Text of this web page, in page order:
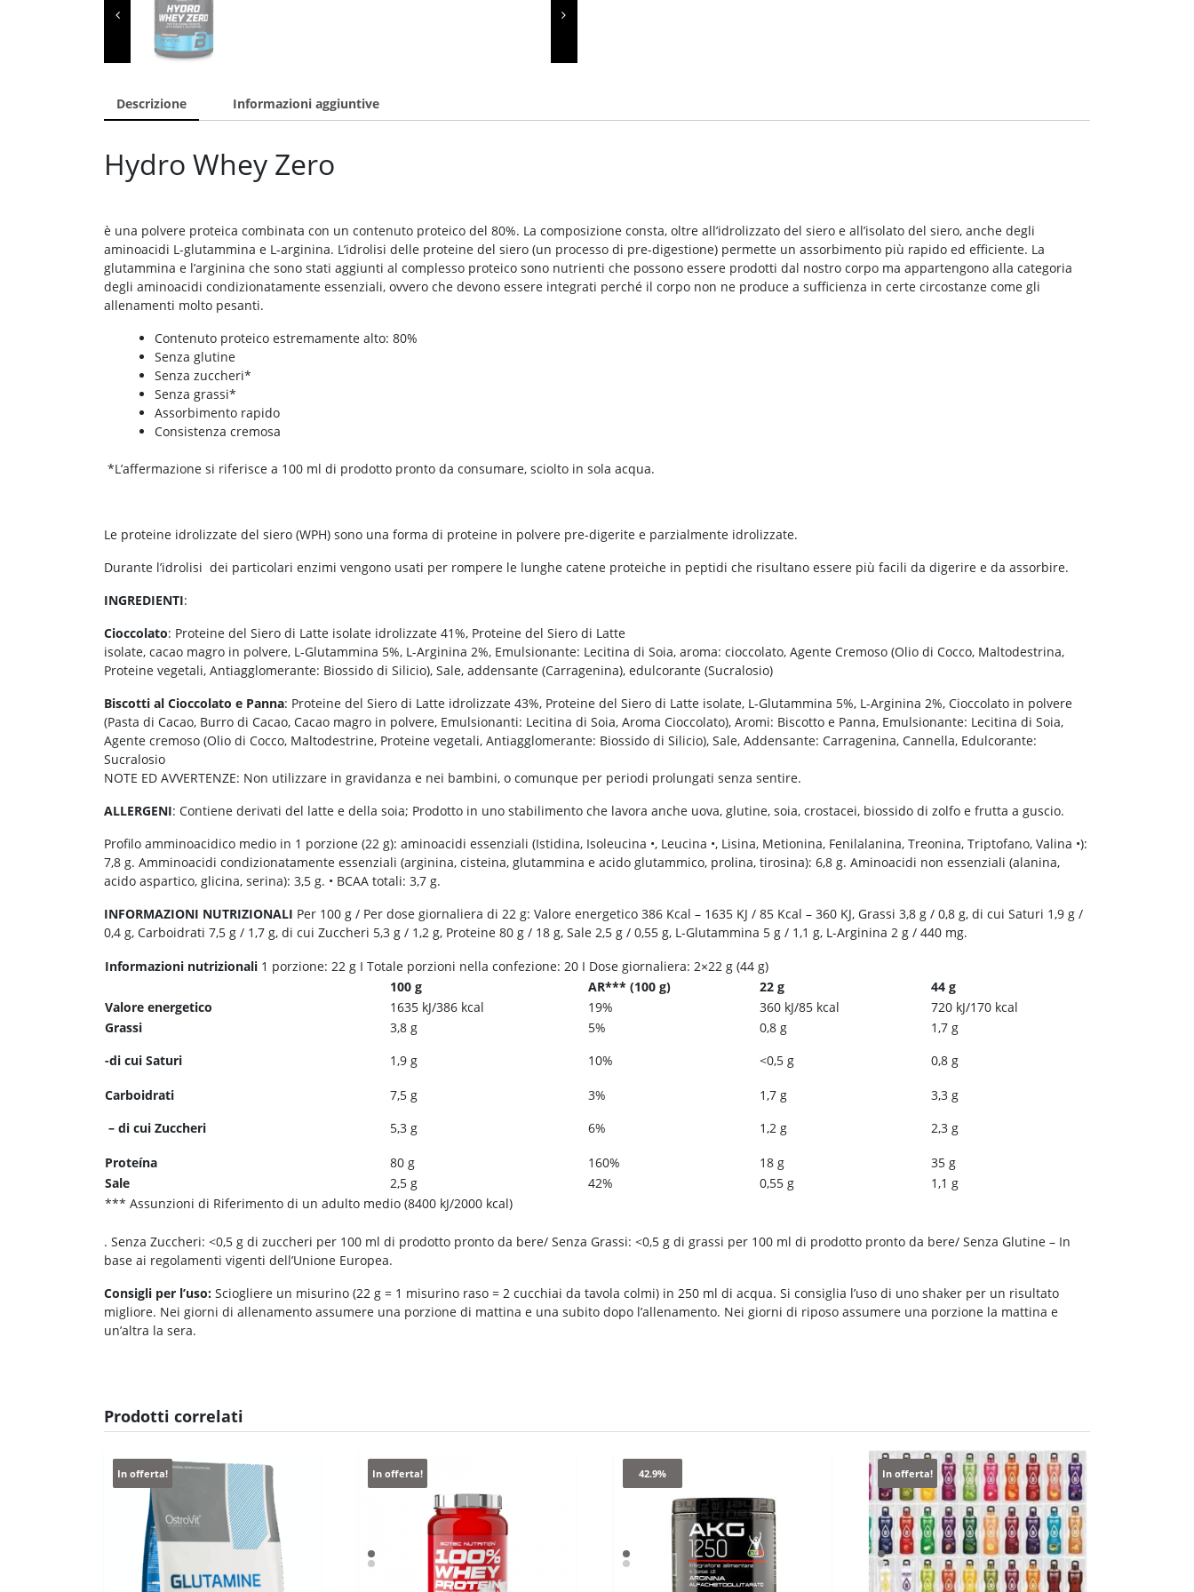
Descrizione Informazioni aggiuntive
Hydro Whey Zero
è una polvere proteica combinata con un contenuto proteico del 80%. La composizione consta, oltre all’idrolizzato del siero e all’isolato del siero, anche degli
aminoacidi L-glutammina e L-arginina. L’idrolisi delle proteine del siero (un processo di pre-digestione) permette un assorbimento più rapido ed efficiente. La
glutammina e l’arginina che sono stati aggiunti al complesso proteico sono nutrienti che possono essere prodotti dal nostro corpo ma appartengono alla categoria
degli aminoacidi condizionatamente essenziali, ovvero che devono essere integrati perché il corpo non ne produce a sufficienza in certe circostanze come gli
allenamenti molto pesanti.
Contenuto proteico estremamente alto: 80%
Senza glutine
Senza zuccheri*
Senza grassi*
Assorbimento rapido
Consistenza cremosa
*L’affermazione si riferisce a 100 ml di prodotto pronto da consumare, sciolto in sola acqua.
Le proteine idrolizzate del siero (WPH) sono una forma di proteine in polvere pre-digerite e parzialmente idrolizzate.
Durante l’idrolisi dei particolari enzimi vengono usati per rompere le lunghe catene proteiche in peptidi che risultano essere più facili da digerire e da assorbire.
INGREDIENTI:
Cioccolato: Proteine del Siero di Latte isolate idrolizzate 41%, Proteine del Siero di Latte
isolate, cacao magro in polvere, L-Glutammina 5%, L-Arginina 2%, Emulsionante: Lecitina di Soia, aroma: cioccolato, Agente Cremoso (Olio di Cocco, Maltodestrina,
Proteine vegetali, Antiagglomerante: Biossido di Silicio), Sale, addensante (Carragenina), edulcorante (Sucralosio)
Biscotti al Cioccolato e Panna: Proteine del Siero di Latte idrolizzate 43%, Proteine del Siero di Latte isolate, L-Glutammina 5%, L-Arginina 2%, Cioccolato in polvere
(Pasta di Cacao, Burro di Cacao, Cacao magro in polvere, Emulsionanti: Lecitina di Soia, Aroma Cioccolato), Aromi: Biscotto e Panna, Emulsionante: Lecitina di Soia,
Agente cremoso (Olio di Cocco, Maltodestrine, Proteine vegetali, Antiagglomerante: Biossido di Silicio), Sale, Addensante: Carragenina, Cannella, Edulcorante:
Sucralosio
NOTE ED AVVERTENZE: Non utilizzare in gravidanza e nei bambini, o comunque per periodi prolungati senza sentire.
ALLERGENI: Contiene derivati del latte e della soia; Prodotto in uno stabilimento che lavora anche uova, glutine, soia, crostacei, biossido di zolfo e frutta a guscio.
Profilo amminoacidico medio in 1 porzione (22 g): aminoacidi essenziali (Istidina, Isoleucina •, Leucina •, Lisina, Metionina, Fenilalanina, Treonina, Triptofano, Valina •):
7,8 g. Amminoacidi condizionatamente essenziali (arginina, cisteina, glutammina e acido glutammico, prolina, tirosina): 6,8 g. Aminoacidi non essenziali (alanina,
acido aspartico, glicina, serina): 3,5 g. • BCAA totali: 3,7 g.
INFORMAZIONI NUTRIZIONALI Per 100 g / Per dose giornaliera di 22 g: Valore energetico 386 Kcal – 1635 KJ / 85 Kcal – 360 KJ, Grassi 3,8 g / 0,8 g, di cui Saturi 1,9 g /
0,4 g, Carboidrati 7,5 g / 1,7 g, di cui Zuccheri 5,3 g / 1,2 g, Proteine 80 g / 18 g, Sale 2,5 g / 0,55 g, L-Glutammina 5 g / 1,1 g, L-Arginina 2 g / 440 mg.
Informazioni nutrizionali 1 porzione: 22 g I Totale porzioni nella confezione: 20 I Dose giornaliera: 2×22 g (44 g)
100 g
AR*** (100 g) 22 g
44 g
Valore energetico
1635 kJ/386 kcal 19% 360 kJ/85 kcal
720 kJ/170 kcal
Grassi
-di cui Saturi
3,8 g
1,9 g
5%
10%
0,8 g
<0,5 g
1,7 g
0,8 g
Carboidrati
– di cui Zuccheri
7,5 g
5,3 g
3%
6%
1,7 g
1,2 g
3,3 g
2,3 g
Proteína 80 g 160% 18 g
35 g
Sale
2,5 g 42% 0,55 g
1,1 g
*** Assunzioni di Riferimento di un adulto medio (8400 kJ/2000 kcal)
. Senza Zuccheri: <0,5 g di zuccheri per 100 ml di prodotto pronto da bere/ Senza Grassi: <0,5 g di grassi per 100 ml di prodotto pronto da bere/ Senza Glutine – In
base ai regolamenti vigenti dell’Unione Europea.
Consigli per l’uso: Sciogliere un misurino (22 g = 1 misurino raso = 2 cucchiai da tavola colmi) in 250 ml di acqua. Si consiglia l’uso di uno shaker per un risultato
migliore. Nei giorni di allenamento assumere una porzione di mattina e una subito dopo l’allenamento. Nei giorni di riposo assumere una porzione la mattina e
un’altra la sera.
Prodotti correlati
In offerta! In offerta! 42.9% In offerta!